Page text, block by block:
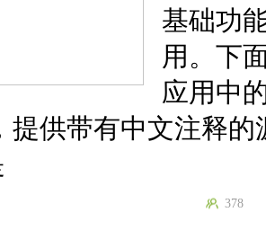
基础功
用。下
应用中
提供带有中文注释的
378